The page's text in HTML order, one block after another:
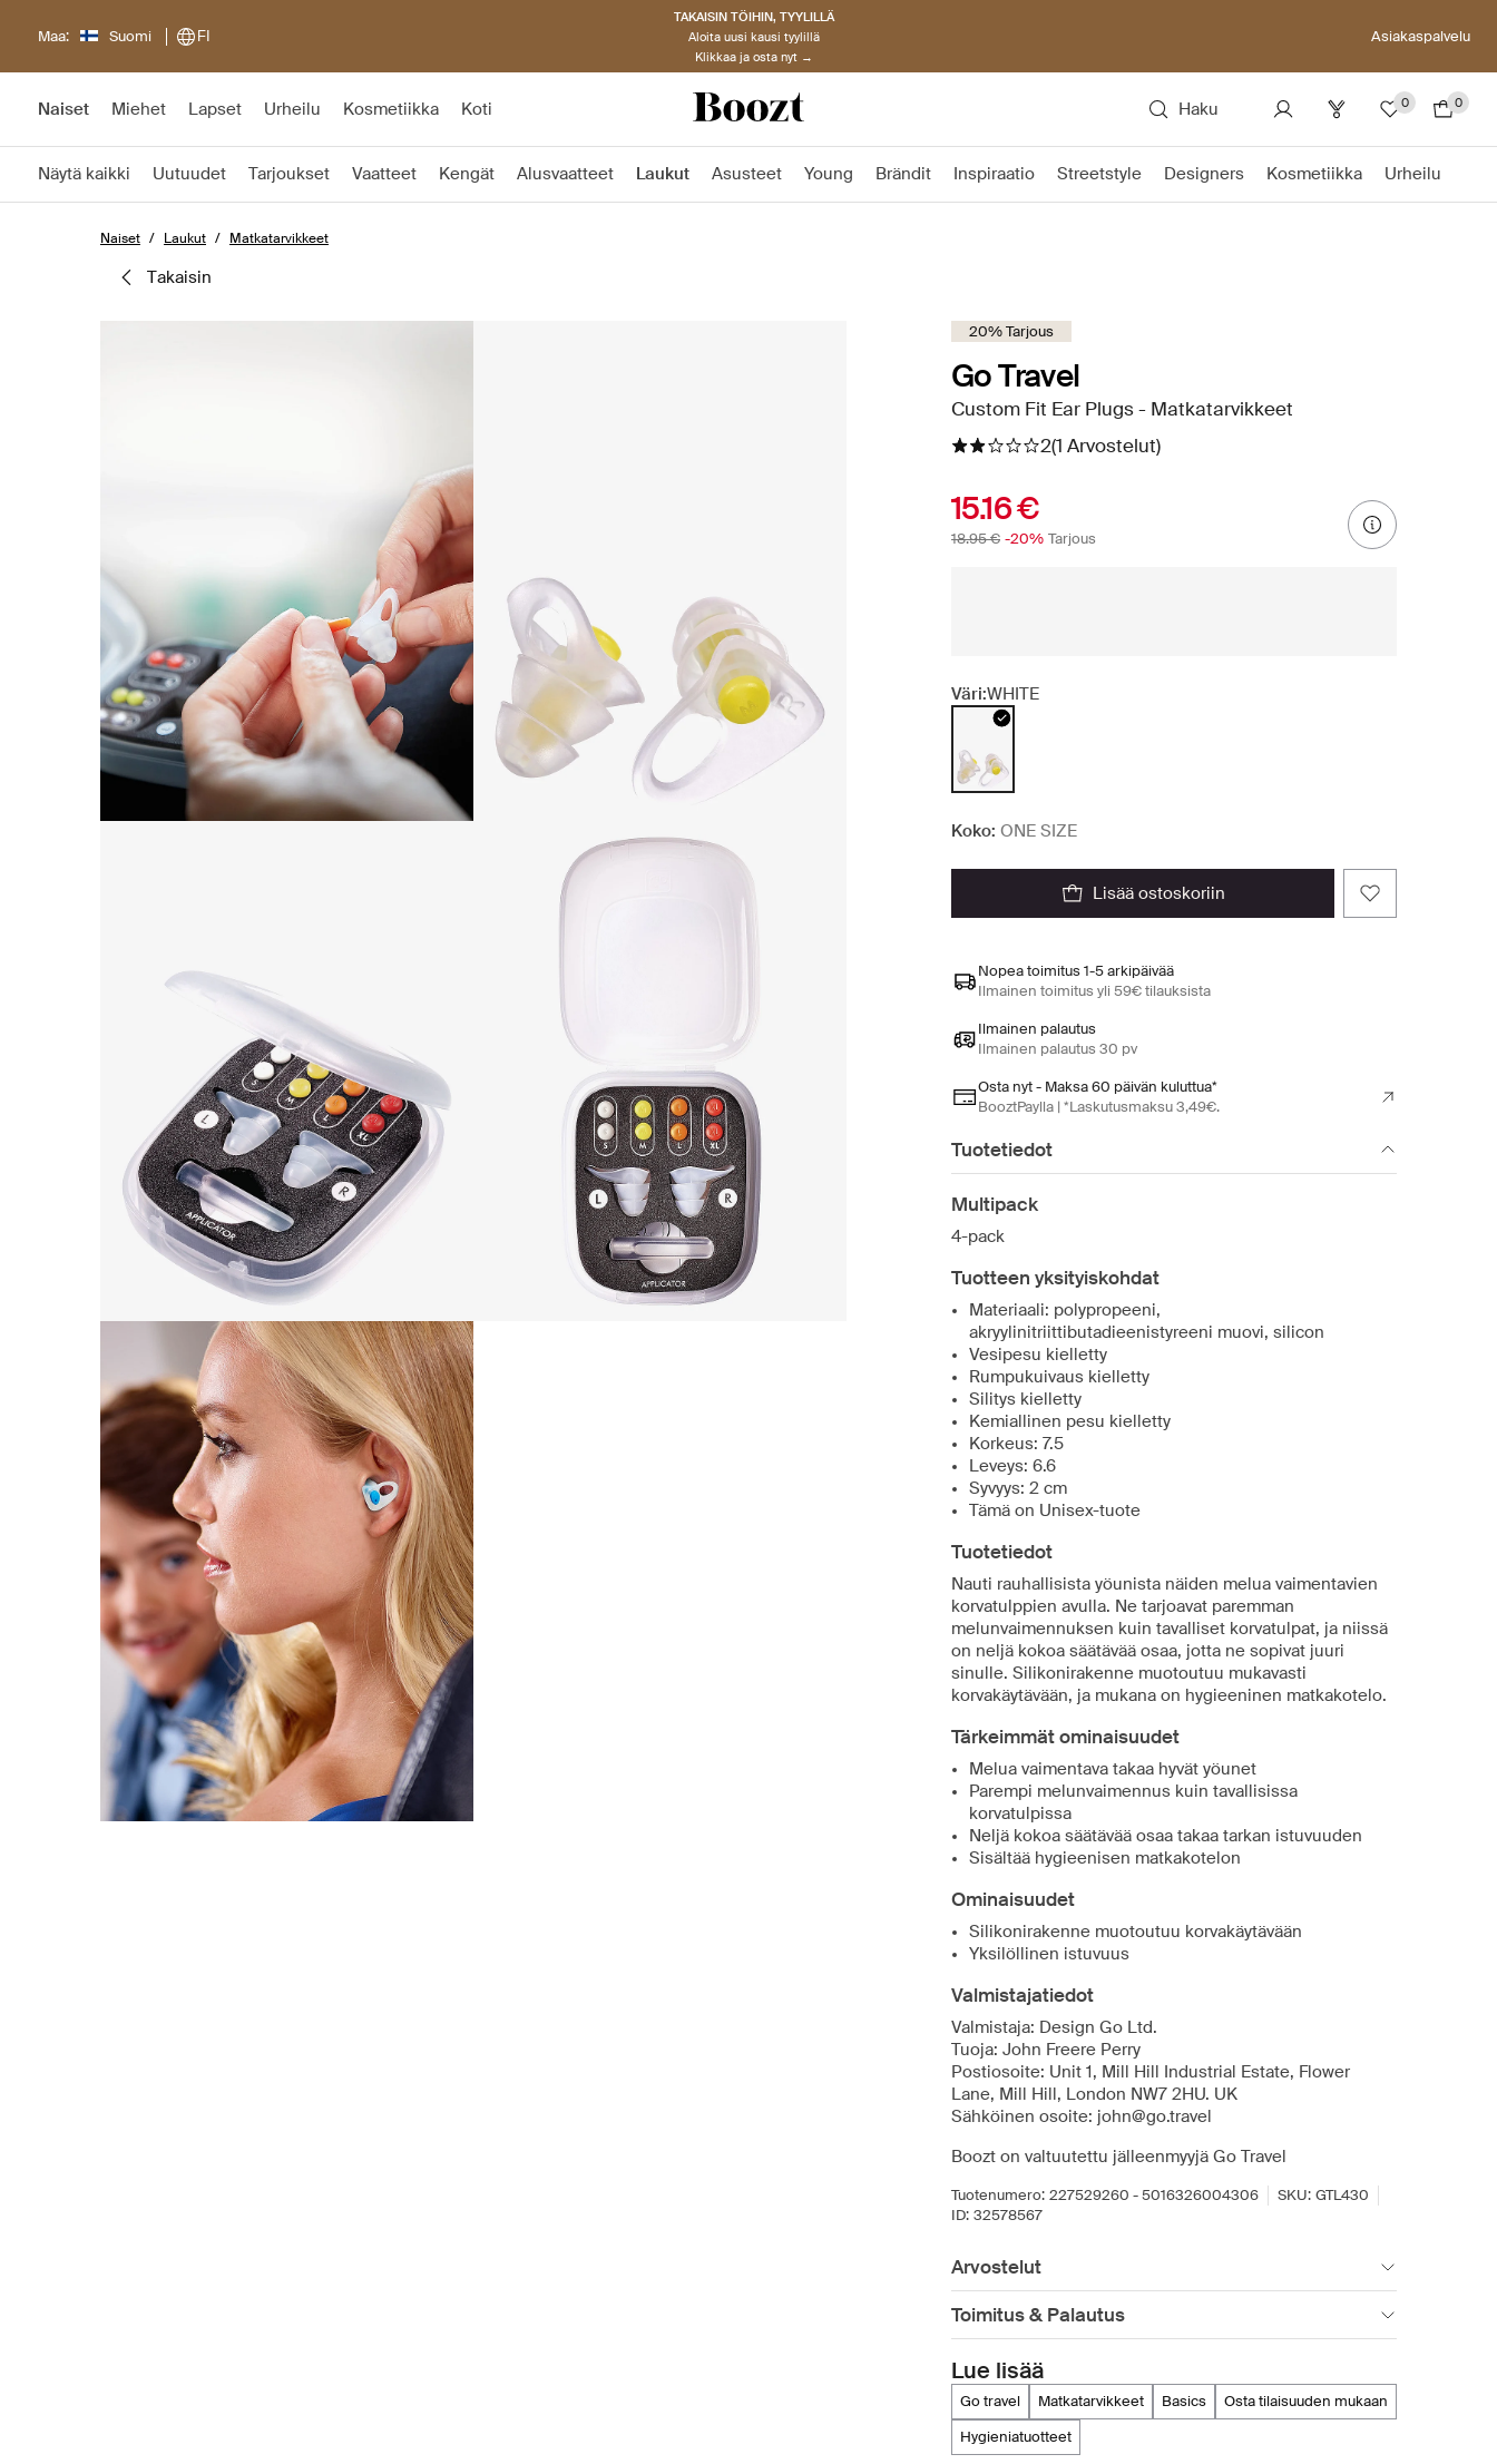
Maa: Suomi FI
TAKAISIN TÖIHIN, TYYLILLÄ
Aloita uusi kausi tyylillä
Klikkaa ja osta nyt →
Asiakaspalvelu
Naiset Miehet Lapset Urheilu Kosmetiikka Koti Haku 0 0
Näytä kaikki Uutuudet Tarjoukset Vaatteet Kengät Alusvaatteet Laukut Asusteet Young Brändit Inspiraatio Streetstyle Designers Kosmetiikka Urheilu
Naiset Laukut Matkatarvikkeet
takaisin
20% Tarjous
Go Travel
Custom Fit Ear Plugs - Matkatarvikkeet
2(1 Arvostelut)
15.16 €
18.95 € -20% Tarjous
Väri:WHITE
Koko: ONE SIZE
lisää ostoskoriin
Nopea toimitus 1-5 arkipäivää
Ilmainen toimitus yli 59€ tilauksista
Ilmainen palautus
Ilmainen palautus 30 pv
Osta nyt - Maksa 60 päivän kuluttua*
BooztPaylla | *Laskutusmaksu 3,49€.
Tuotetiedot
Multipack
4-pack
Tuotteen yksityiskohdat
Materiaali: polypropeeni,
akryylinitriittibutadieenistyreeni muovi, silicon
Vesipesu kielletty
Rumpukuivaus kielletty
Silitys kielletty
Kemiallinen pesu kielletty
Korkeus: 7.5
Leveys: 6.6
Syvyys: 2 cm
Tämä on Unisex-tuote
Tuotetiedot
Nauti rauhallisista yöunista näiden melua vaimentavien
korvatulppien avulla. Ne tarjoavat paremman
melunvaimennuksen kuin tavalliset korvatulpat, ja niissä
on neljä kokoa säätävää osaa, jotta ne sopivat juuri
sinulle. Silikonirakenne muotoutuu mukavasti
korvakäytävään, ja mukana on hygieeninen matkakotelo.
Tärkeimmät ominaisuudet
Melua vaimentava takaa hyvät yöunet
Parempi melunvaimennus kuin tavallisissa
korvatulpissa
Neljä kokoa säätävää osaa takaa tarkan istuvuuden
Sisältää hygieenisen matkakotelon
Ominaisuudet
Silikonirakenne muotoutuu korvakäytävään
Yksilöllinen istuvuus
Valmistajatiedot
Valmistaja: Design Go Ltd.
Tuoja: John Freere Perry
Postiosoite: Unit 1, Mill Hill Industrial Estate, Flower
Lane, Mill Hill, London NW7 2HU. UK
Sähköinen osoite: john@go.travel
Boozt on valtuutettu jälleenmyyjä Go Travel
Tuotenumero: 227529260 - 5016326004306 SKU: GTL430
ID: 32578567
Arvostelut
Toimitus & Palautus
Lue lisää
go travel matkatarvikkeet basics
osta tilaisuuden mukaan
hygieniatuotteet